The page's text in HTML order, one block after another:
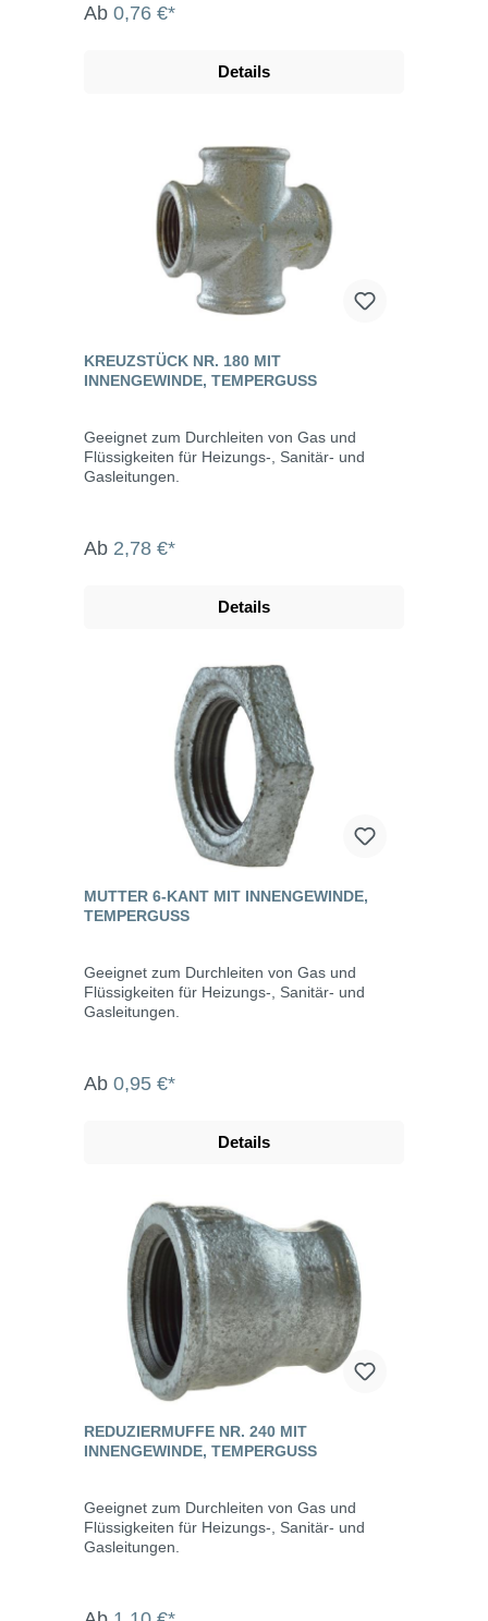
Ab 0,76 €*
Details
KREUZSTÜCK NR. 180 MIT
INNENGEWINDE, TEMPERGUSS
Geeignet zum Durchleiten von Gas und
Flüssigkeiten für Heizungs-, Sanitär- und
Gasleitungen.
Ab 2,78 €*
Details
MUTTER 6-KANT MIT INNENGEWINDE,
TEMPERGUSS
Geeignet zum Durchleiten von Gas und
Flüssigkeiten für Heizungs-, Sanitär- und
Gasleitungen.
Ab 0,95 €*
Details
REDUZIERMUFFE NR. 240 MIT
INNENGEWINDE, TEMPERGUSS
Geeignet zum Durchleiten von Gas und
Flüssigkeiten für Heizungs-, Sanitär- und
Gasleitungen.